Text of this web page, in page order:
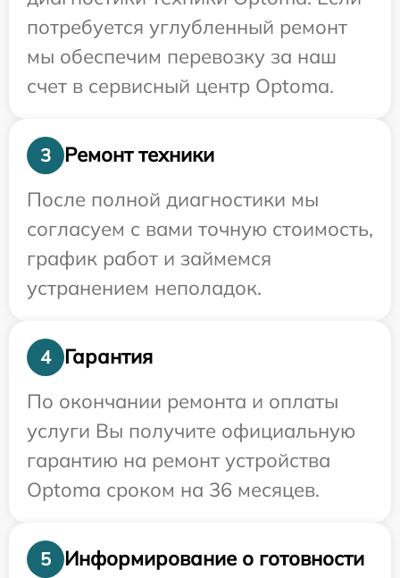
потребуется углубленный ремонт
мы обеспечим перевозку за наш
счет в сервисный центр Optoma.
3
Ремонт техники
После полной диагностики мы
согласуем с вами точную стоимость,
график работ и займемся
устранением неполадок.
4
Гарантия
По окончании ремонта и оплаты
услуги Вы получите официальную
гарантию на ремонт устройства
Optoma сроком на 36 месяцев.
5
Информирование о готовности